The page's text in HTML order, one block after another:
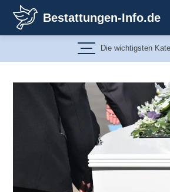
Inhalt
springen
Bestattungen-Info.de
Die wichtigsten